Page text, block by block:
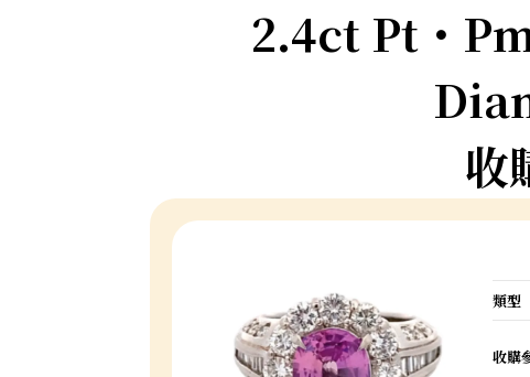
2.4ct Pt・
收
類型
收購